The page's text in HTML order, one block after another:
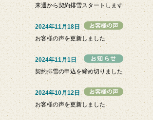
来週から契約排雪スタートします
2024年11月18日
お客様の声を更新しました
2024年11月1日
契約排雪の申込を締め切りました
2024年10月12日
お客様の声を更新しました